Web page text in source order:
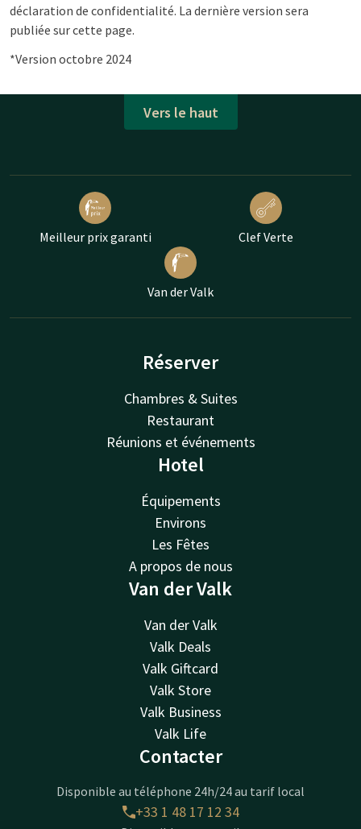
déclaration de confidentialité. La dernière version sera
publiée sur cette page.
*Version octobre 2024
Vers le haut
Meilleur prix garanti Clef Verte
Van der Valk
Réserver
Chambres & Suites
Restaurant
Réunions et événements
Hotel
Équipements
Environs
Les Fêtes
A propos de nous
Van der Valk
Van der Valk
Valk Deals
Valk Giftcard
Valk Store
Valk Business
Valk Life
Contacter
Disponible au téléphone 24h/24 au tarif local
+33 1 48 17 12 34